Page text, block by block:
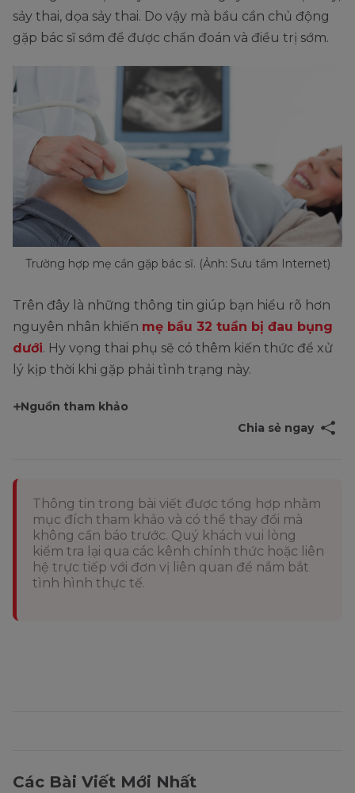
sảy thai, dọa sảy thai. Do vậy mà bầu cần chủ động
gặp bác sĩ sớm để được chẩn đoán và điều trị sớm.
Trường hợp mẹ cần gặp bác sĩ. (Ảnh: Sưu tầm Internet)
Trên đây là những thông tin giúp bạn hiểu rõ hơn
nguyên nhân khiến mẹ bầu 32 tuần bị đau bụng
dưới. Hy vọng thai phụ sẽ có thêm kiến thức để xử
lý kịp thời khi gặp phải tình trạng này.
Nguồn tham khảo
Chia sẻ ngay
Thông tin trong bài viết được tổng hợp nhằm
mục đích tham khảo và có thể thay đổi mà
không cần báo trước. Quý khách vui lòng
kiểm tra lại qua các kênh chính thức hoặc liên
hệ trực tiếp với đơn vị liên quan để nắm bắt
tình hình thực tế.
Các Bài Viết Mới Nhất